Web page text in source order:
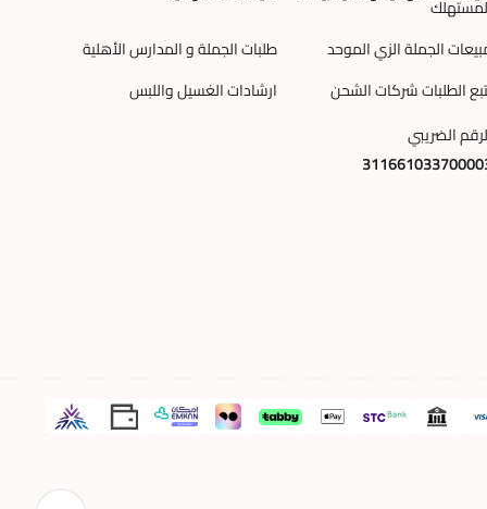
الجملة الزي الموحد
طلبات الجملة و المدارس الأهلية
الطلبات شركات الشحن
ارشادات الغسيل واللبس
الضريبي